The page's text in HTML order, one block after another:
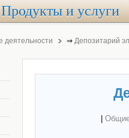
Продукты и услуги
деятельности ⇒ Депозитарий